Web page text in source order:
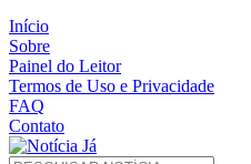
Início
Sobre
Painel do Leitor
Termos de Uso e Privacidade
FAQ
Contato